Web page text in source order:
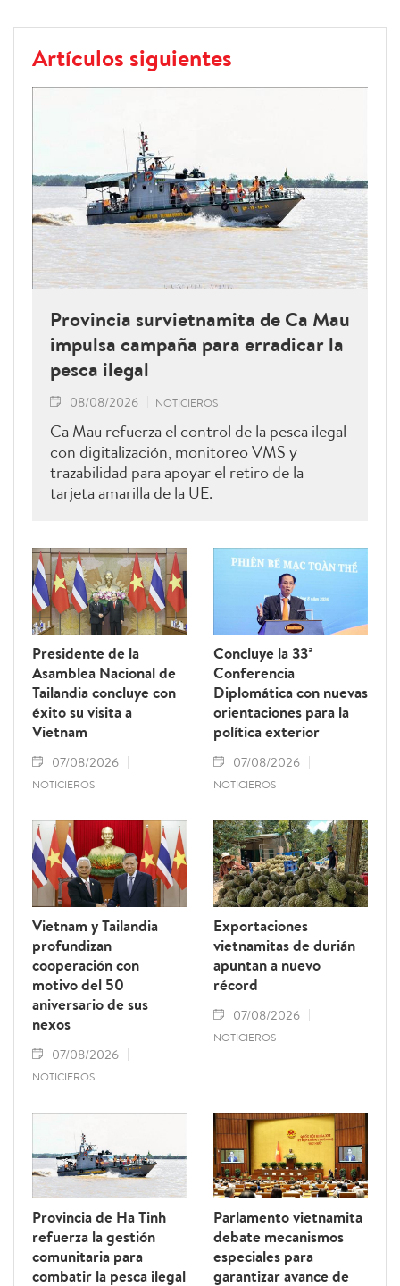
Artículos siguientes
Provincia survietnamita de Ca Mau
impulsa campaña para erradicar la
pesca ilegal
08/08/2026 NOTICIEROS
Ca Mau refuerza el control de la pesca ilegal
con digitalización, monitoreo VMS y
trazabilidad para apoyar el retiro de la
tarjeta amarilla de la UE.
Presidente de la
Asamblea Nacional de
Tailandia concluye con
éxito su visita a
Vietnam
07/08/2026
NOTICIEROS
Concluye la 33ª
Conferencia
Diplomática con nuevas
orientaciones para la
política exterior
07/08/2026
NOTICIEROS
Vietnam y Tailandia
profundizan
cooperación con
motivo del 50
aniversario de sus
nexos
07/08/2026
NOTICIEROS
Exportaciones
vietnamitas de durián
apuntan a nuevo
récord
07/08/2026
NOTICIEROS
Provincia de Ha Tinh
refuerza la gestión
comunitaria para
combatir la pesca ilegal
Parlamento vietnamita
debate mecanismos
especiales para
garantizar avance de